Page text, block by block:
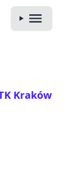
Kraków